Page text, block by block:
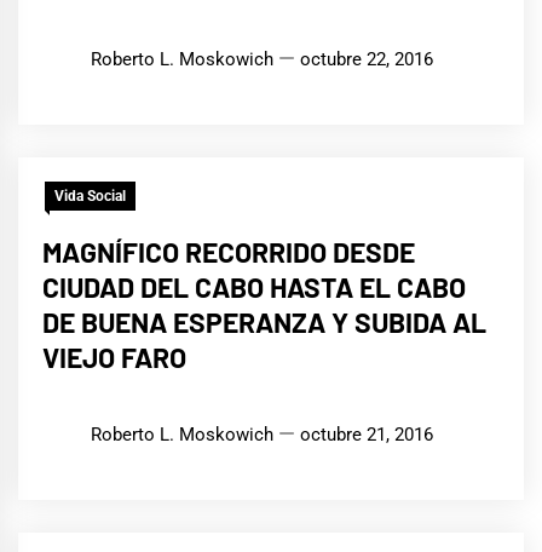
Roberto L. Moskowich octubre 22, 2016
Vida Social
MAGNÍFICO RECORRIDO DESDE
CIUDAD DEL CABO HASTA EL CABO
DE BUENA ESPERANZA Y SUBIDA AL
VIEJO FARO
Roberto L. Moskowich octubre 21, 2016